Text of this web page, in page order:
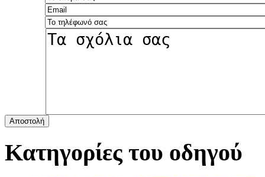
Αποστολή
Κατηγορίες του οδηγού